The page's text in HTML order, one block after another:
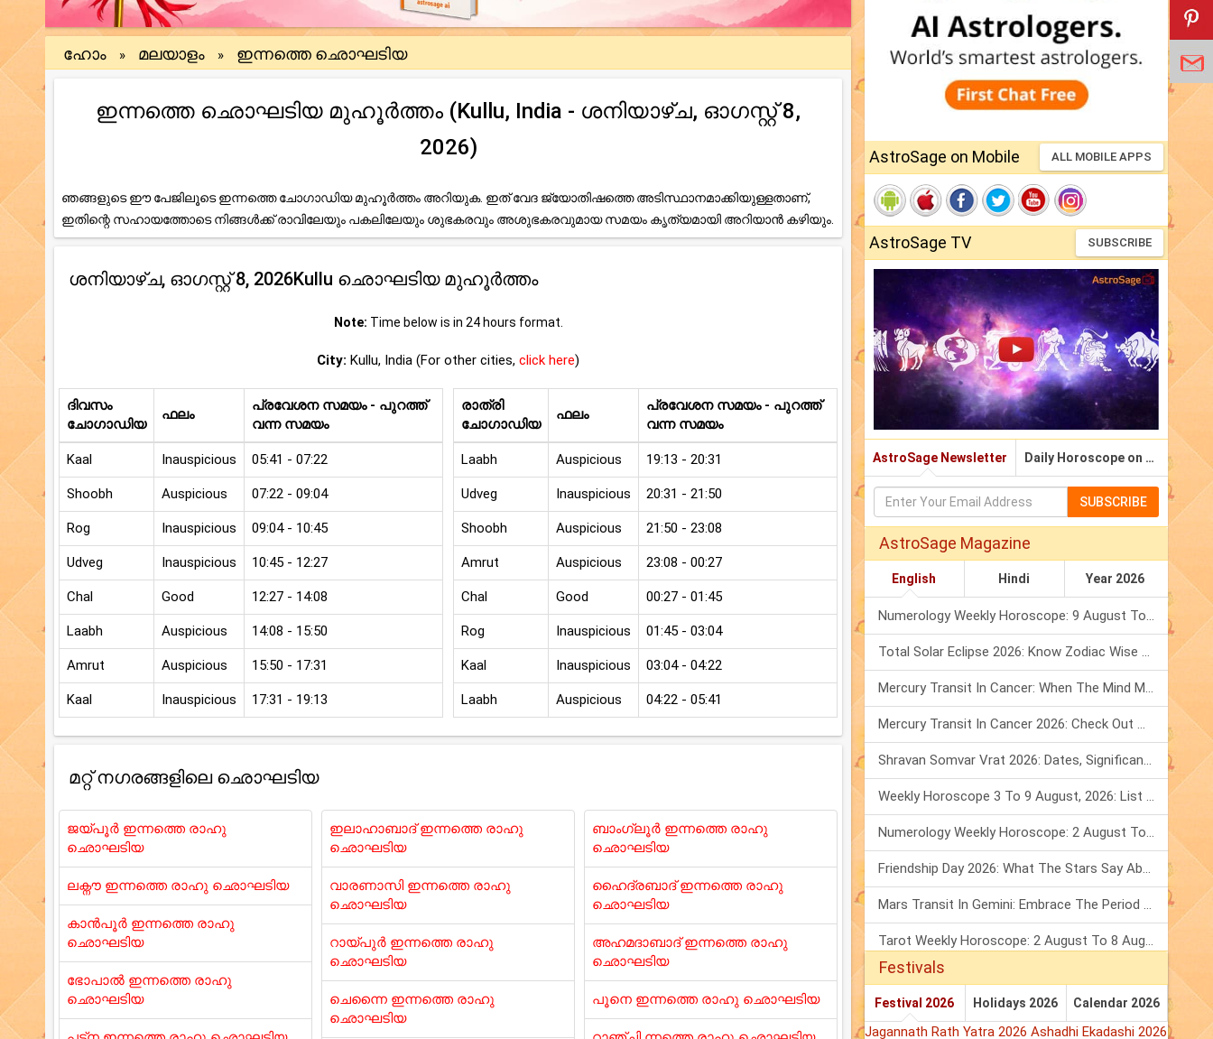
ഹോം » മലയാളം » ഇന്നത്തെ ഛൊഘടിയ
ഇന്നത്തെ ഛൊഘടിയ മുഹൂർത്തം (Kullu, India - ശനിയാഴ്ച, ഓഗസ്റ്റ് 8,
2026)
ഞങ്ങളുടെ ഈ പേജിലൂടെ ഇന്നത്തെ ചോഗാഡിയ മുഹൂർത്തം അറിയുക. ഇത് വേദ ജ്യോതിഷത്തെ അടിസ്ഥാനമാക്കിയുള്ളതാണ്,
ഇതിന്റെ സഹായത്തോടെ നിങ്ങൾക്ക് രാവിലേയും പകലിലേയും ശുഭകരവും അശുഭകരവുമായ സമയം കൃത്യമായി അറിയാൻ കഴിയും.
ശനിയാഴ്ച, ഓഗസ്റ്റ് 8, 2026Kullu ഛൊഘടിയ മുഹൂർത്തം
Note: Time below is in 24 hours format.
City: Kullu, India (For other cities, click here)
ദിവസം
ചോഗാഡിയ
ഫലം
പ്രവേശന സമയം - പുറത്ത്
വന്ന സമയം
Kaal Inauspicious 05:41 - 07:22
Shoobh Auspicious 07:22 - 09:04
Rog Inauspicious 09:04 - 10:45
Udveg Inauspicious 10:45 - 12:27
Chal Good 12:27 - 14:08
Laabh Auspicious 14:08 - 15:50
Amrut Auspicious 15:50 - 17:31
Kaal Inauspicious 17:31 - 19:13
രാത്രി
ചോഗാഡിയ
ഫലം
പ്രവേശന സമയം - പുറത്ത്
വന്ന സമയം
Laabh Auspicious 19:13 - 20:31
Udveg Inauspicious 20:31 - 21:50
Shoobh Auspicious 21:50 - 23:08
Amrut Auspicious 23:08 - 00:27
Chal Good 00:27 - 01:45
Rog Inauspicious 01:45 - 03:04
Kaal Inauspicious 03:04 - 04:22
Laabh Auspicious 04:22 - 05:41
മറ്റ് നഗരങ്ങളിലെ ഛൊഘടിയ
ജയ്പൂർ ഇന്നത്തെ രാഹു
ഛൊഘടിയ
ലക്നൗ ഇന്നത്തെ രാഹു ഛൊഘടിയ
കാൻപൂർ ഇന്നത്തെ രാഹു
ഛൊഘടിയ
ഭോപാൽ ഇന്നത്തെ രാഹു
ഛൊഘടിയ
ഇലാഹാബാദ് ഇന്നത്തെ രാഹു
ഛൊഘടിയ
വാരണാസി ഇന്നത്തെ രാഹു
ഛൊഘടിയ
റായ്പുർ ഇന്നത്തെ രാഹു
ഛൊഘടിയ
ചെന്നൈ ഇന്നത്തെ രാഹു
ഛൊഘടിയ
ബാംഗ്ലൂർ ഇന്നത്തെ രാഹു
ഛൊഘടിയ
ഹൈദ്രബാദ് ഇന്നത്തെ രാഹു
ഛൊഘടിയ
അഹമദാബാദ് ഇന്നത്തെ രാഹു
ഛൊഘടിയ
പൂനെ ഇന്നത്തെ രാഹു ഛൊഘടിയ
AstroSage on Mobile ALL MOBILE APPS
AstroSage TV SUBSCRIBE
AstroSage Newsletter Daily Horoscope on Email
SUBSCRIBE
AstroSage Magazine
English Hindi Year 2026
Numerology Weekly Horoscope: 9 August To 15 August, 2026
Total Solar Eclipse 2026: Know Zodiac Wise Prediction
Mercury Transit In Cancer: When The Mind Meets The Heart!
Mercury Transit In Cancer 2026: Check Out What It Brings For You
Shravan Somvar Vrat 2026: Dates, Significance & Rituals In August
Weekly Horoscope 3 To 9 August, 2026: List Of Fasts & Festivals
Numerology Weekly Horoscope: 2 August To 8 August, 2026
Friendship Day 2026: What The Stars Say About Your Best Friend!
Mars Transit In Gemini: Embrace The Period Full Of Energy & Intelligence
Tarot Weekly Horoscope: 2 August To 8 August, 2026
Festivals
Festival 2026 Holidays 2026 Calendar 2026
Jagannath Rath Yatra 2026 Ashadhi Ekadashi 2026